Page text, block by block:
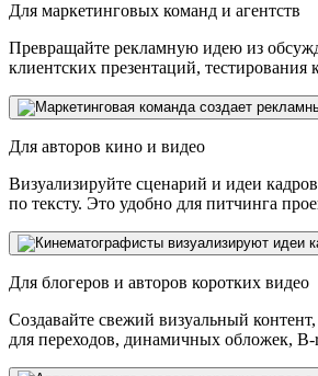
Для маркетинговых команд и агентств
Превращайте рекламную идею из
клиентских презентаций,
Для авторов кино и видео
Визуализируйте сценарий и идеи
по тексту. Это удобно для питчинга
Для блогеров и авторов коротких видео
Создавайте свежий визуальный
для переходов, динамичных обложек,